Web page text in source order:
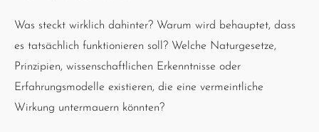
Was steckt wirklich dahinter? Warum wird behauptet, dass
es tatsächlich funktionieren soll? Welche Naturgesetze,
Prinzipien, wissenschaftlichen Erkenntnisse oder
Erfahrungsmodelle existieren, die eine vermeintliche
Wirkung untermauern könnten?